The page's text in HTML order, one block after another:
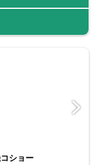
ショー